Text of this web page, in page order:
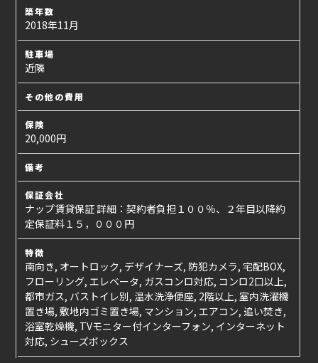
築年数
2018年11月
駐車場
近隣
その他の費用
保険
20,000円
備考
保証会社
ナップ賃貸保証 詳細：契約者負担１００％、２年目以降約
定保証料１５，０００円
特徴
南向き, オートロック, デザイナーズ, 防犯カメラ, 宅配BOX,
フローリング, エレベータ, ガスコンロ対応, コンロ2口以上,
都市ガス, バストイレ別, 温水洗浄便座, 2階以上, 室内洗濯機
置き場, 敷地内ゴミ置き場, マンション, エアコン, 追い焚き,
浴室乾燥機, TVモニター付インターフォン, インターネット
対応, シューズボックス